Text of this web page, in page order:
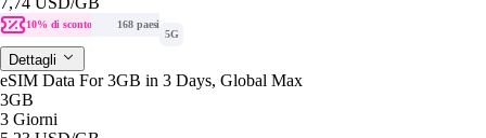
10% di sconto
168 paesi
5G
Dettagli
eSIM Data For 3GB in 3 Days, Global Max
3GB
3 Giorni